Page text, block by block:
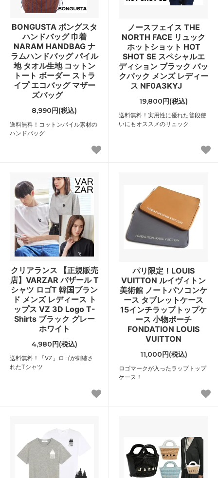
BONGUSTA ボングスタ
ハンドバッグ 巾着
NARAM HANDBAG ナ
ラムハンドバッグ パイル
地 タオル生地 コットン
トート ボーダー ストラ
イプ エコバッグ マザー
ズバッグ
8,990円(税込)
送料無料！コットンパイル素材の
ハンドバッグ
ノースフェイス THE
NORTH FACE リュック
ホットショット HOT
SHOT SE スペシャルエ
ディション ブラック バッ
クパック メンズ レディー
ス NF0A3KYJ
19,800円(税込)
送料無料！実用性に優れた普段使
いにもオススメのリュック
クリアランス 【正規販売
店】VARZAR バザール T
シャツ ロゴT 韓国ブラン
ド メンズ レディース ト
ップス VZ 3D Logo T-
Shirts ブラック グレー
ホワイト
4,980円(税込)
送料無料！「VZ」ロゴが刺繍さ
れたTシャツ
パリ限定！LOUIS
VUITTON ルイヴィトン
美術館 ノートパソコンケ
ース タブレットケース
15インチラップトップケ
ース 小物ポーチ
FONDATION LOUIS
VUITTON
11,000円(税込)
ロゴマークが入ったラップトップ
ケース！